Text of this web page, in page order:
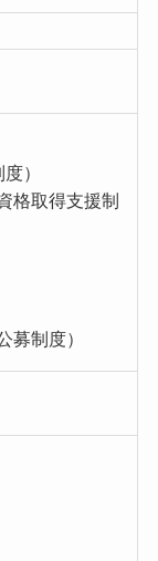
）
格取得支援制
募制度）